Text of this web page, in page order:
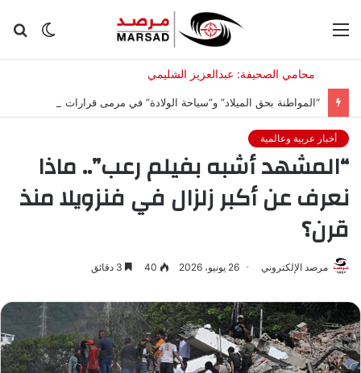
الوضع
أخبار عربية وعالمية
“المشهد أشبه بفيلم رعب”.. ماذا
نعرف عن أكبر زلزال في فنزويلا منذ
قرن؟
مرصد الإلكتروني 26 يونيو، 2026 40